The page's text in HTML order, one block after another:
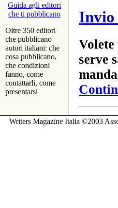
Guida agli editori
che ti pubblicano
Oltre 350 editori
che pubblicano
autori italiani: che
cosa pubblicano,
che condizioni
fanno, come
contattarli, come
presentarsi
serve
Writers Magazine Italia ©2003